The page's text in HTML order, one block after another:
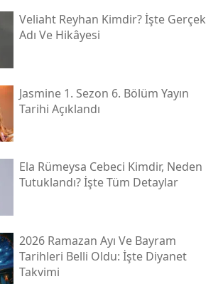
Veliaht Reyhan Kimdir? İşte Gerçek
Adı Ve Hikâyesi
Jasmine 1. Sezon 6. Bölüm Yayın
Tarihi Açıklandı
Ela Rümeysa Cebeci Kimdir, Neden
Tutuklandı? İşte Tüm Detaylar
2026 Ramazan Ayı Ve Bayram
Tarihleri Belli Oldu: İşte Diyanet
Takvimi